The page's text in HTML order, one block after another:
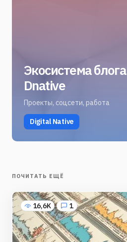
Экосистема блога
Dnative
Проекты, соцсети, работа
Digital Native
ПОЧИТАТЬ ЕЩЁ
16,6K 1